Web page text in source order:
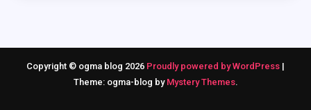
Copyright © ogma blog 2026 Proudly powered by WordPress |
Theme: ogma-blog by Mystery Themes.